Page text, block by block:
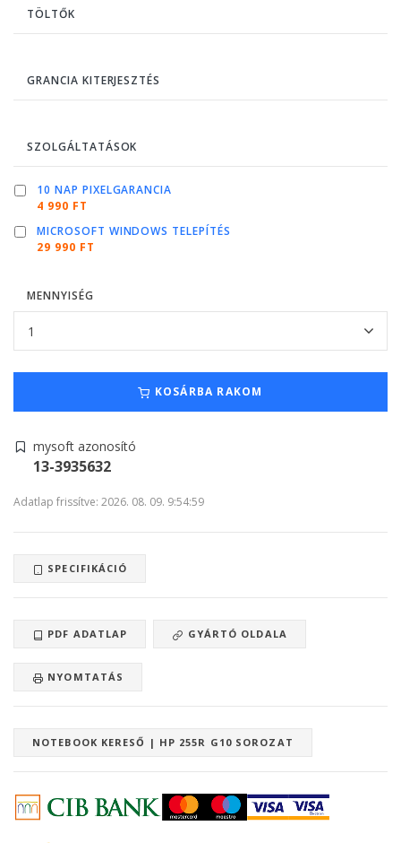
TÖLTŐK
GRANCIA KITERJESZTÉS
SZOLGÁLTATÁSOK
10 NAP PIXELGARANCIA
4 990 FT
MICROSOFT WINDOWS TELEPÍTÉS
29 990 FT
MENNYISÉG
KOSÁRBA RAKOM
mysoft azonosító
13-3935632
Adatlap frissítve: 2026. 08. 09. 9:54:59
SPECIFIKÁCIÓ
PDF ADATLAP GYÁRTÓ OLDALA
NYOMTATÁS
NOTEBOOK KERESŐ | HP 255R G10 SOROZAT